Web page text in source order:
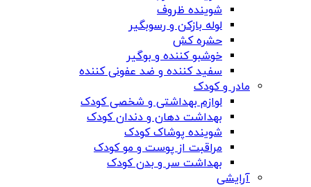
شوینده ظروف
لوله بازکن و رسوبگیر
حشره کش
خوشبو کننده و بوگیر
سفید کننده و ضد عفونی کننده
مادر و کودک
لوازم بهداشتی و شخصی کودک
بهداشت دهان و دندان کودک
شوینده پوشاک کودک
مراقبت از پوست و مو کودک
بهداشت سر و بدن کودک
آرایشی